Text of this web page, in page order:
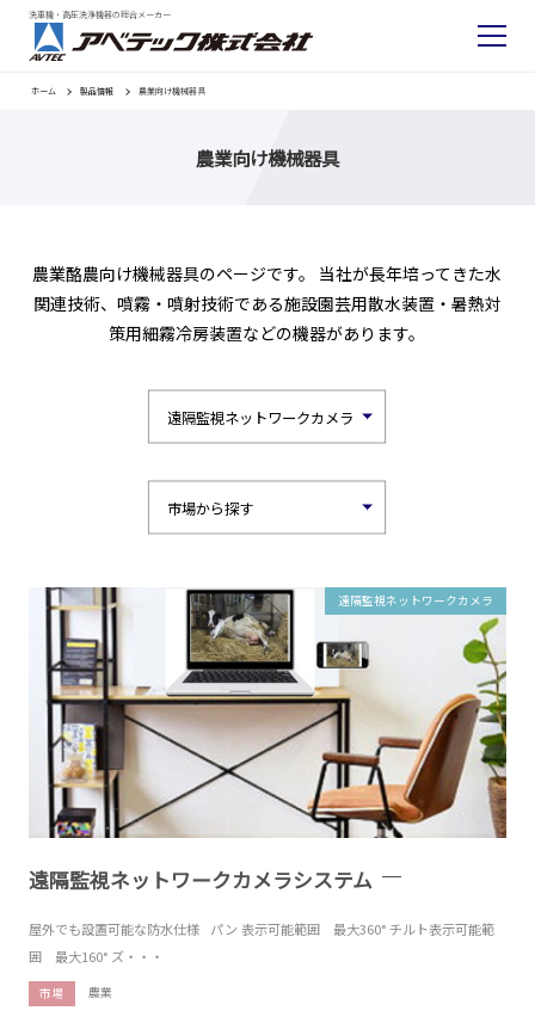
洗車機・高圧洗浄機器の総合メーカー
ホーム 製品情報 農業向け機械器具
農業向け機械器具
農業酪農向け機械器具のページです。 当社が長年培ってきた水
関連技術、噴霧・噴射技術である施設園芸用散水装置・暑熱対
策用細霧冷房装置などの機器があります。
遠隔監視ネットワークカメラ
遠隔監視ネットワークカメラシステム
屋外でも設置可能な防水仕様 パン 表示可能範囲 最大360° チルト表示可能範
囲 最大160° ズ・・・
市場 農業